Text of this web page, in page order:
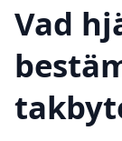
Vad